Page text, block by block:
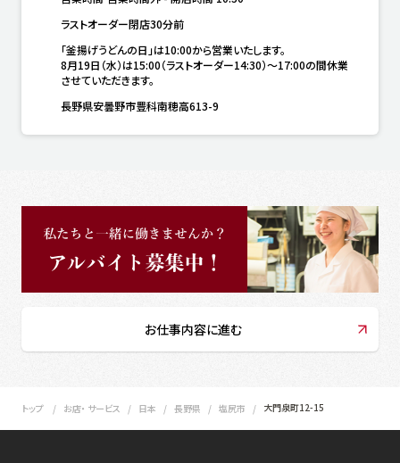
ラストオーダー閉店30分前
「釜揚げうどんの日」は10:00から営業いたします。
8月19日（水）は15:00（ラストオーダー14:30）～17:00の間休業
させていただきます。
長野県安曇野市豊科南穂高613-9
お仕事内容に進む
トップ お店・ サービス 日本 長野県 塩尻市 大門泉町12-15